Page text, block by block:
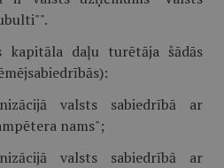
daļu turētāja šādās
valsts sabiedrībā ar
nams";
valsts sabiedrībā ar